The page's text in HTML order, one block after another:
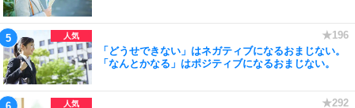
「どうせできない」はネガティブになるおまじない。
「なんとかなる」はポジティブになるおまじない。